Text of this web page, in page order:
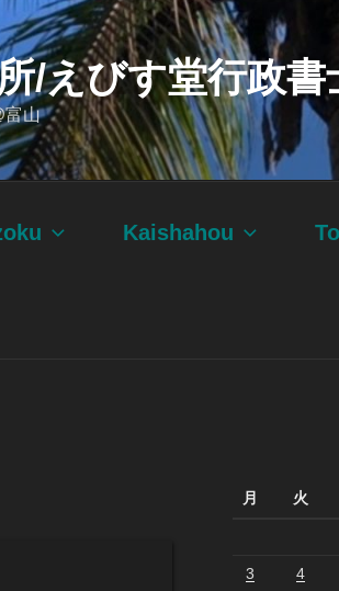
/えびす堂行政書
山
Kaishahou
月 火
3 4